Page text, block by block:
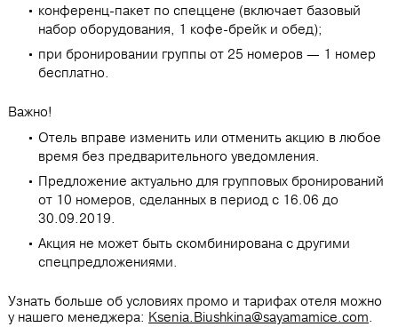
конференц-пакет по спеццене (включает базовый
набор оборудования, 1 кофе-брейк и обед);
при бронировании группы от 25 номеров — 1 номер
бесплатно.
Важно!
Отель вправе изменить или отменить акцию в любое
время без предварительного уведомления.
Предложение актуально для групповых бронирований
от 10 номеров, сделанных в период с 16.06 до
30.09.2019.
Акция не может быть скомбинирована с другими
спецпредложениями.
Узнать больше об условиях промо и тарифах отеля можно
у нашего менеджера: Ksenia.Biushkina@sayamamice.com.